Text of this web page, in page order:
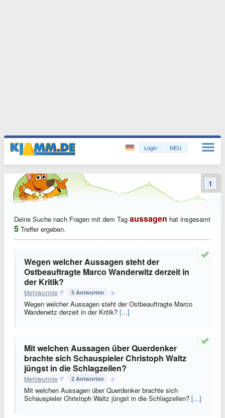
Login NEU
Deine Suche nach Fragen mit dem Tag aussagen hat insgesamt
5 Treffer ergeben.
Wegen welcher Aussagen steht der
Ostbeauftragte Marco Wanderwitz derzeit in
der Kritik?
Mehlwurmle 5 Antworten
Wegen welcher Aussagen steht der Ostbeauftragte Marco
Wanderwitz derzeit in der Kritik? [...]
Mit welchen Aussagen über Querdenker
brachte sich Schauspieler Christoph Waltz
jüngst in die Schlagzeilen?
Mehlwurmle 2 Antworten
Mit welchen Aussagen über Querdenker brachte sich
Schauspieler Christoph Waltz jüngst in die Schlagzeilen? [...]
1